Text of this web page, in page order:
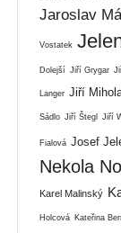
Jaroslav
Vostatek
Dolejší Jiří Grygar
Langer Jiří
Sádlo Jiří Štegl Jiří
Fialová Josef
Nekola
Karel Malinský
Holcová Kateřina